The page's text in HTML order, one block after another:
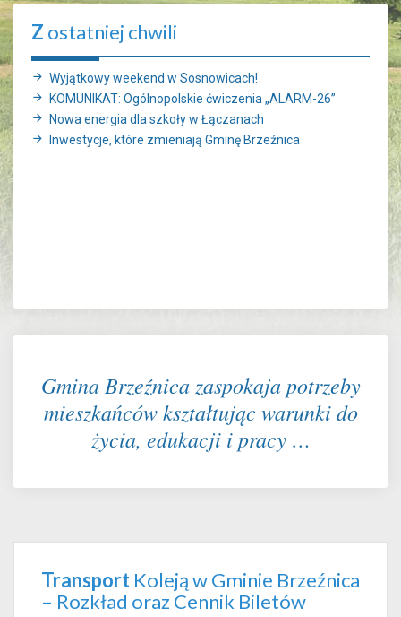
Z ostatniej chwili
Wyjątkowy weekend w Sosnowicach!
KOMUNIKAT: Ogólnopolskie ćwiczenia „ALARM-26”
Nowa energia dla szkoły w Łączanach
Inwestycje, które zmieniają Gminę Brzeźnica
Gmina Brzeźnica zaspokaja potrzeby
mieszkańców kształtując warunki do
życia, edukacji i pracy …
Transport Koleją w Gminie Brzeźnica
– Rozkład oraz Cennik Biletów